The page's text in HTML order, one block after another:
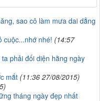
sao cô làm mưa dai dẳng
cuộc...nhớ nhé! (14:57
phải đối diện hằng ngày
mắt (11:36 27/08/2015)
tháng ngày đẹp nhất